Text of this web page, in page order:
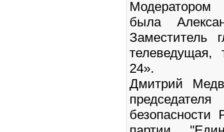
была
Заместитель
телеведущая,
24».
Дмитрий
безопасности